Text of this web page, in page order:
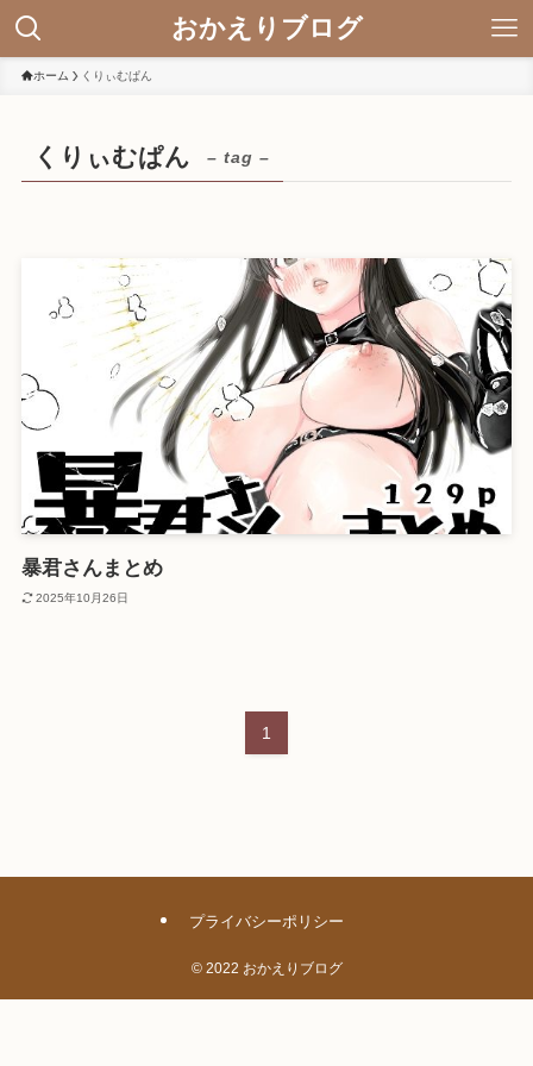
おかえりブログ
ホーム くりぃむぱん
くりぃむぱん – tag –
暴君さんまとめ
2025年10月26日
1
プライバシーポリシー
©2022 おかえりブログ